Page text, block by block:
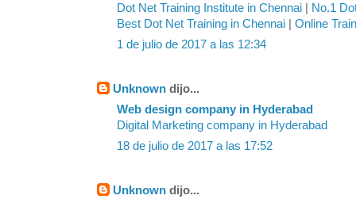
Dot Net Training Institute in Chennai
No.1
Best Dot Net Training in Chennai
Online
1 de julio de 2017 a las 12:34
Unknown dijo...
Web design company in Hyderabad
Digital Marketing company in Hyderabad
18 de julio de 2017 a las 17:52
Unknown dijo...